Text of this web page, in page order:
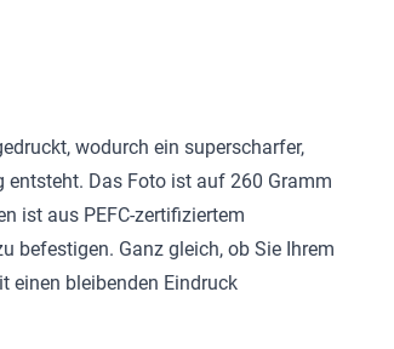
wodurch ein superscharfer,
entsteht. Das Foto ist auf 260 Gramm
ist aus PEFC-zertifiziertem
befestigen. Ganz gleich, ob Sie Ihrem
einen bleibenden Eindruck